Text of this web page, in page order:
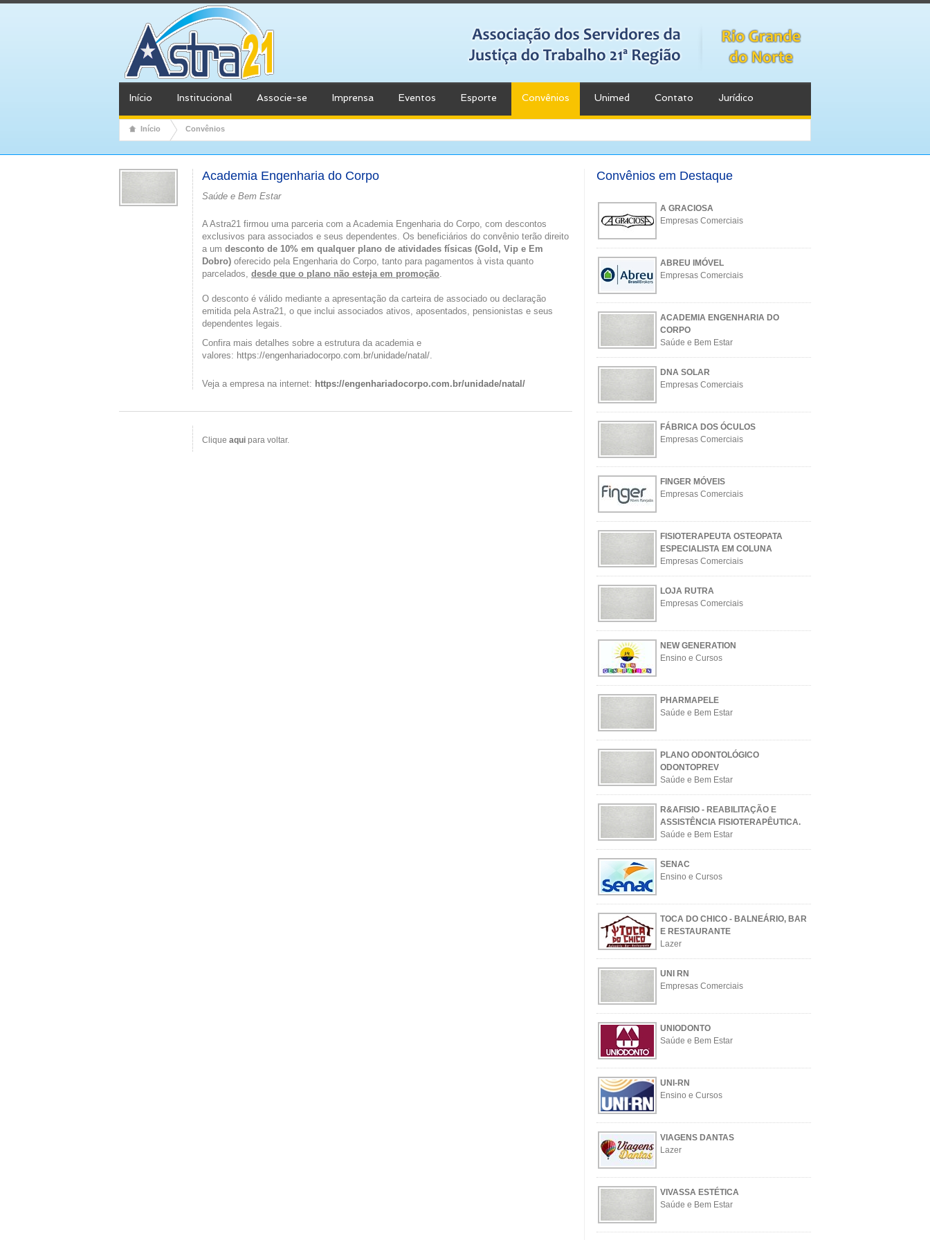
Início Institucional Associe-se Imprensa Eventos Esporte Convênios Unimed Contato Jurídico
Início Convênios
Academia Engenharia do Corpo
Saúde e Bem Estar
A Astra21 firmou uma parceria com a Academia Engenharia do Corpo, com descontos
exclusivos para associados e seus dependentes. Os beneficiários do convênio terão direito
a um desconto de 10% em qualquer plano de atividades físicas (Gold, Vip e Em
Dobro) oferecido pela Engenharia do Corpo, tanto para pagamentos à vista quanto
parcelados, desde que o plano não esteja em promoção.
O desconto é válido mediante a apresentação da carteira de associado ou declaração
emitida pela Astra21, o que inclui associados ativos, aposentados, pensionistas e seus
dependentes legais.
Confira mais detalhes sobre a estrutura da academia e
valores: https://engenhariadocorpo.com.br/unidade/natal/.
Veja a empresa na internet: https://engenhariadocorpo.com.br/unidade/natal/
Clique aqui para voltar.
Convênios em Destaque
A GRACIOSA
Empresas Comerciais
ABREU IMÓVEL
Empresas Comerciais
ACADEMIA ENGENHARIA DO
CORPO
Saúde e Bem Estar
DNA SOLAR
Empresas Comerciais
FÁBRICA DOS ÓCULOS
Empresas Comerciais
FINGER MÓVEIS
Empresas Comerciais
FISIOTERAPEUTA OSTEOPATA
ESPECIALISTA EM COLUNA
Empresas Comerciais
LOJA RUTRA
Empresas Comerciais
NEW GENERATION
Ensino e Cursos
PHARMAPELE
Saúde e Bem Estar
PLANO ODONTOLÓGICO
ODONTOPREV
Saúde e Bem Estar
R&AFISIO - REABILITAÇÃO E
ASSISTÊNCIA FISIOTERAPÊUTICA.
Saúde e Bem Estar
SENAC
Ensino e Cursos
TOCA DO CHICO - BALNEÁRIO, BAR
E RESTAURANTE
Lazer
UNI RN
Empresas Comerciais
UNIODONTO
Saúde e Bem Estar
UNI-RN
Ensino e Cursos
VIAGENS DANTAS
Lazer
VIVASSA ESTÉTICA
Saúde e Bem Estar